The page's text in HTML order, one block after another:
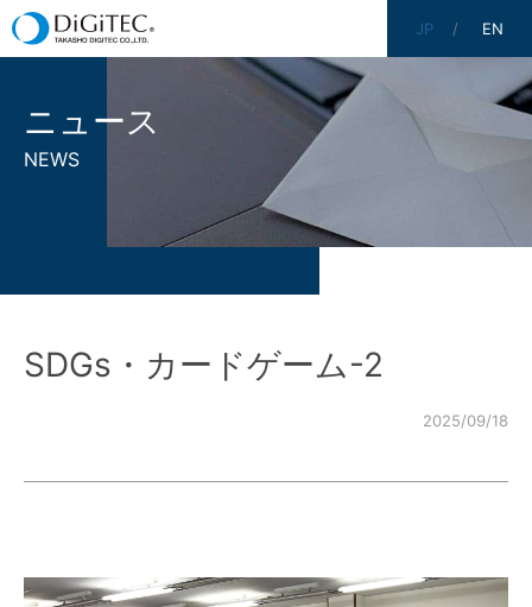
JP EN
ニュース
NEWS
SDGs・カードゲーム-2
2025/09/18